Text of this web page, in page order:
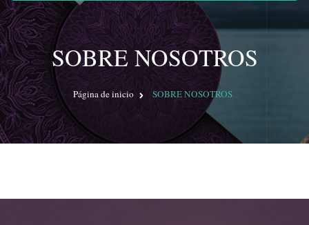
SOBRE NOSOTROS
Página de inicio SOBRE NOSOTROS